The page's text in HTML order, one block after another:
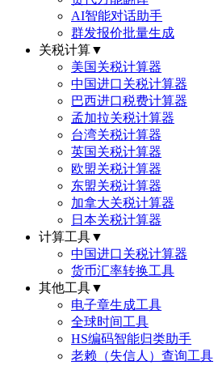
AI智能对话助手
群发报价批量生成
关税计算▼
美国关税计算器
中国进口关税计算器
巴西进口税费计算器
孟加拉关税计算器
台湾关税计算器
英国关税计算器
欧盟关税计算器
东盟关税计算器
加拿大关税计算器
日本关税计算器
计算工具▼
中国进口关税计算器
货币汇率转换工具
其他工具▼
电子章生成工具
全球时间工具
HS编码智能归类助手
老赖（失信人）查询工具